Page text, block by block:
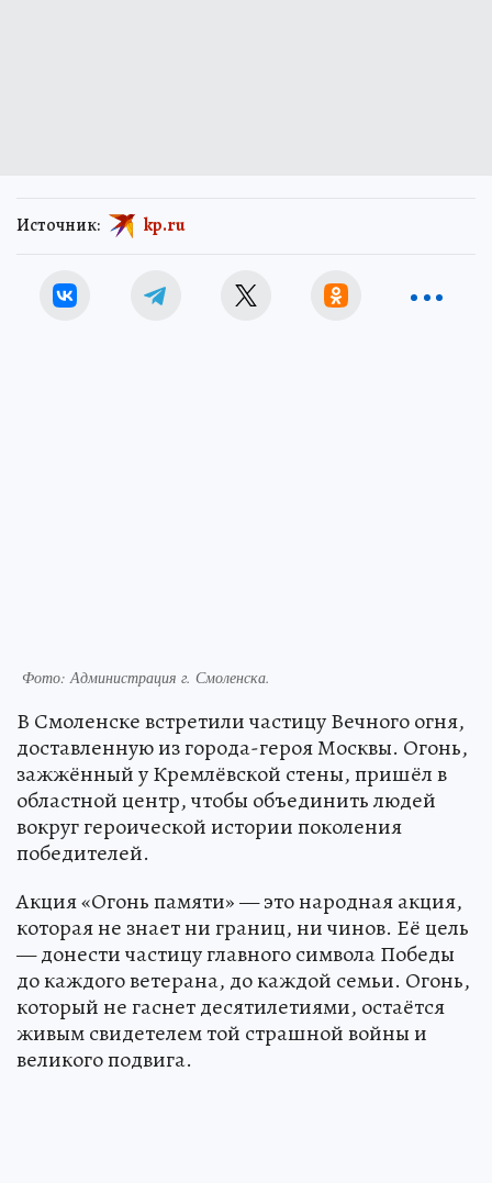
Источник: kp.ru
Фото: Администрация г. Смоленска.
В Смоленске встретили частицу Вечного огня,
доставленную из города-героя Москвы. Огонь,
зажжённый у Кремлёвской стены, пришёл в
областной центр, чтобы объединить людей
вокруг героической истории поколения
победителей.
Акция «Огонь памяти» — это народная акция,
которая не знает ни границ, ни чинов. Её цель
— донести частицу главного символа Победы
до каждого ветерана, до каждой семьи. Огонь,
который не гаснет десятилетиями, остаётся
живым свидетелем той страшной войны и
великого подвига.